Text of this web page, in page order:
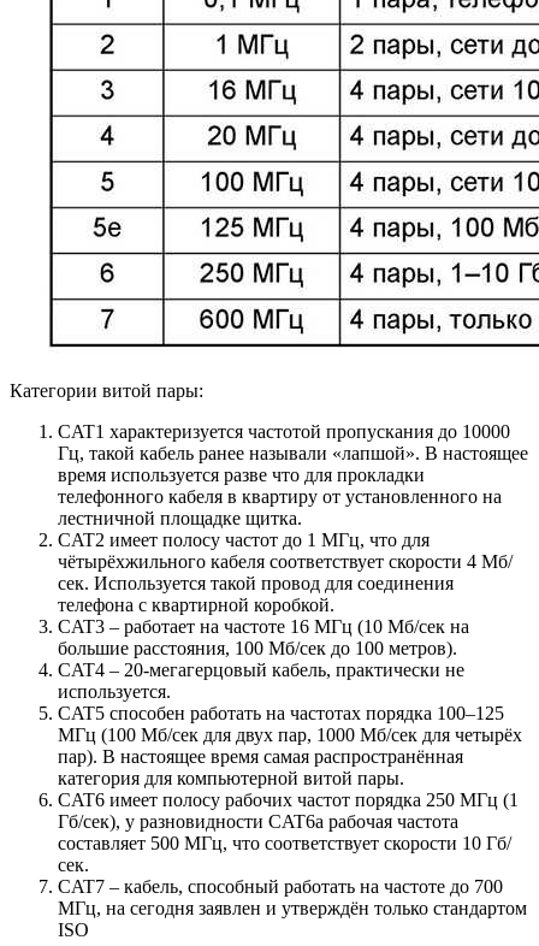
Категории витой пары:
CAT1 характеризуется частотой пропускания до 10000
Гц, такой кабель ранее называли «лапшой». В настоящее
время используется разве что для прокладки
телефонного кабеля в квартиру от установленного на
лестничной площадке щитка.
CAT2 имеет полосу частот до 1 МГц, что для
чётырёхжильного кабеля соответствует скорости 4 Мб/
сек. Используется такой провод для соединения
телефона с квартирной коробкой.
CAT3 – работает на частоте 16 МГц (10 Мб/сек на
большие расстояния, 100 Мб/сек до 100 метров).
CAT4 – 20-мегагерцовый кабель, практически не
используется.
CAT5 способен работать на частотах порядка 100–125
МГц (100 Мб/сек для двух пар, 1000 Мб/сек для четырёх
пар). В настоящее время самая распространённая
категория для компьютерной витой пары.
CAT6 имеет полосу рабочих частот порядка 250 МГц (1
Гб/сек), у разновидности CAT6a рабочая частота
составляет 500 МГц, что соответствует скорости 10 Гб/
сек.
CAT7 – кабель, способный работать на частоте до 700
МГц, на сегодня заявлен и утверждён только стандартом
ISO